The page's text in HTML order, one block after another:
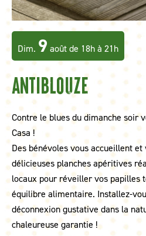
Dim. 9 août de 18h à 21h
Antiblouze
Contre le blues du dimanche soir
Casa !
Des bénévoles vous accueillent et
délicieuses planches apéritives
locaux pour réveiller vos papilles
équilibre alimentaire. Installez-
déconnexion gustative dans la
chaleureuse garantie !